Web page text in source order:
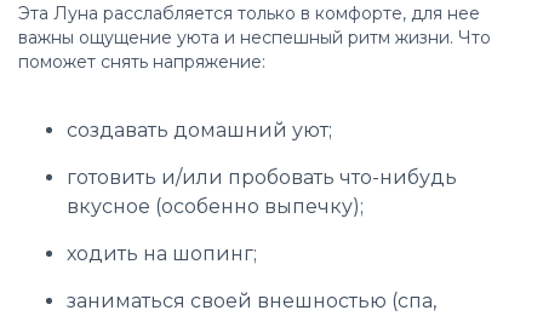
Эта Луна расслабляется только в комфорте, для нее
важны ощущение уюта и неспешный ритм жизни. Что
поможет снять напряжение:
создавать домашний уют;
готовить и/или пробовать что-нибудь
вкусное (особенно выпечку);
ходить на шопинг;
заниматься своей внешностью (спа,